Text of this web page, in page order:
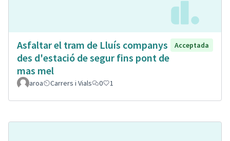
Asfaltar el tram de Lluís companys
des d'estació de segur fins pont de
mas mel
Acceptada
aroa Carrers i Vials 0 1